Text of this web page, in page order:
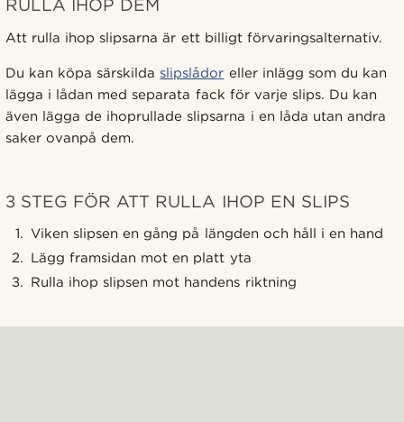
RULLA IHOP DEM
Att rulla ihop slipsarna är ett billigt förvaringsalternativ.
Du kan köpa särskilda slipslådor eller inlägg som du kan
lägga i lådan med separata fack för varje slips. Du kan
även lägga de ihoprullade slipsarna i en låda utan andra
saker ovanpå dem.
3 STEG FÖR ATT RULLA IHOP EN SLIPS
Viken slipsen en gång på längden och håll i en hand
Lägg framsidan mot en platt yta
Rulla ihop slipsen mot handens riktning